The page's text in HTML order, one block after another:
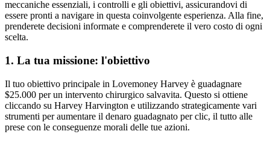
meccaniche essenziali, i controlli e gli obiettivi, assicurandovi di
essere pronti a navigare in questa coinvolgente esperienza. Alla fine,
prenderete decisioni informate e comprenderete il vero costo di ogni
scelta.
1. La tua missione: l'obiettivo
Il tuo obiettivo principale in Lovemoney Harvey è guadagnare
$25.000 per un intervento chirurgico salvavita. Questo si ottiene
cliccando su Harvey Harvington e utilizzando strategicamente vari
strumenti per aumentare il denaro guadagnato per clic, il tutto alle
prese con le conseguenze morali delle tue azioni.